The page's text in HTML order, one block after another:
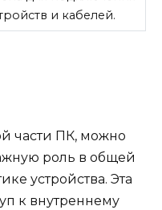
и кабелей.
части ПК, можно
роль в общей
устройства. Эта
к внутреннему